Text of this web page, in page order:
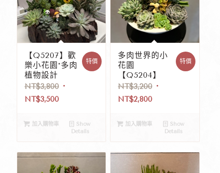
【Q5207】歡
樂小花園*多肉
植物設計
NT$3,800
NT$3,500
特價
加入購物車
Show
Details
多肉世界的小
花園
【Q5204】
NT$3,200
NT$2,800
特價
加入購物車
Show
Details